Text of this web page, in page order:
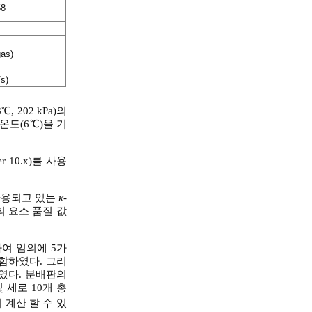
202 kPa)의
도(6℃)을 기
10.x)를 사용
되고 있는 κ-
요소 품질 값
임의에 5가
하였다. 그리
다. 분배판의
세로 10개 총
계산 할 수 있